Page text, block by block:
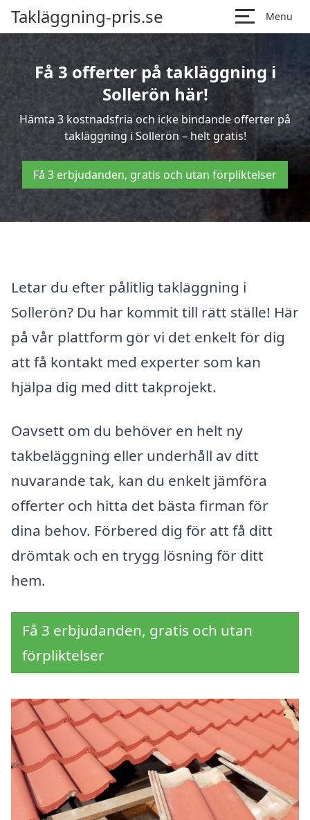
Takläggning-pris.se Menu
Få 3 offerter på takläggning i
Sollerön här!
Hämta 3 kostnadsfria och icke bindande offerter på
takläggning i Sollerön – helt gratis!
Få 3 erbjudanden, gratis och utan förpliktelser
Letar du efter pålitlig takläggning i
Sollerön? Du har kommit till rätt ställe! Här
på vår plattform gör vi det enkelt för dig
att få kontakt med experter som kan
hjälpa dig med ditt takprojekt.
Oavsett om du behöver en helt ny
takbeläggning eller underhåll av ditt
nuvarande tak, kan du enkelt jämföra
offerter och hitta det bästa firman för
dina behov. Förbered dig för att få ditt
drömtak och en trygg lösning för ditt
hem.
Få 3 erbjudanden, gratis och utan
förpliktelser